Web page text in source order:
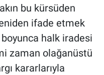
bu kürsüden
ifade etmek
halk iradesi
zaman olağanüstü
kararlarıyla